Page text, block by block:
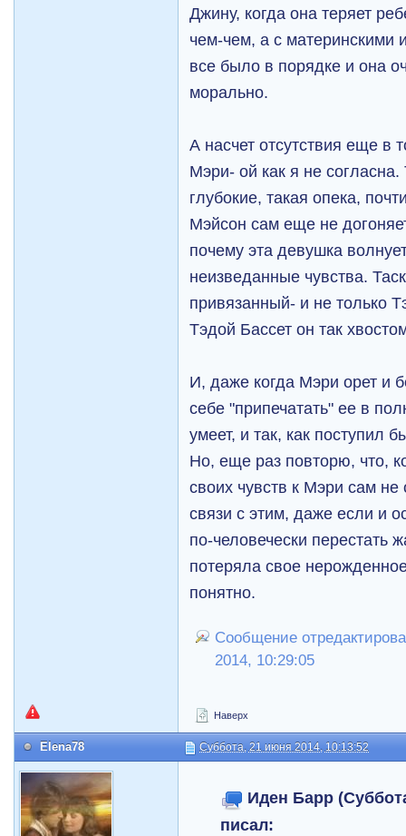
Джину, когда она теряет
чем-чем, а с материнскими
все было в порядке и она
морально.
А насчет отсутствия еще в
Мэри- ой как я не
глубокие, такая опека,
Мэйсон сам еще не
почему эта девушка
неизведанные чувства.
привязанный- и не только
Тэдой Бассет он так
И, даже когда Мэри орет и
себе "припечатать" ее в
умеет, и так, как поступил
Но, еще раз повторю, что,
своих чувств к Мэри сам
связи с этим, даже если и
по-человечески перестать
потеряла свое
понятно.
Сообщение
2014, 10:29:05
Наверх
Elena78 Суббота, 21 июня 2014, 10:13:52
Иден Барр
писал: